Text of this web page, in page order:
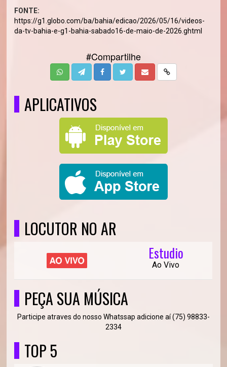
FONTE:
https://g1.globo.com/ba/bahia/edicao/2026/05/16/videos-
da-tv-bahia-e-g1-bahia-sabado16-de-maio-de-2026.ghtml
#Compartilhe
APLICATIVOS
LOCUTOR NO AR
Estudio
Ao Vivo
PEÇA SUA MÚSICA
Participe atraves do nosso Whatssap adicione aí (75) 98833-
2334
TOP 5